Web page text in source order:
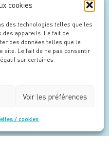
cookies
des technologies telles que les
des appareils. Le fait de
des données telles que le
site. Le fait de ne pas consentir
sur certaines
Voir les préférences
/ cookies